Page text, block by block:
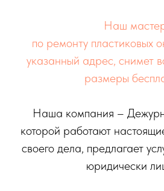
Наш
по ремонту пластиковых
указанный адрес, снимет
размеры
Наша компания –
которой работают
своего дела, предлагает
юридически